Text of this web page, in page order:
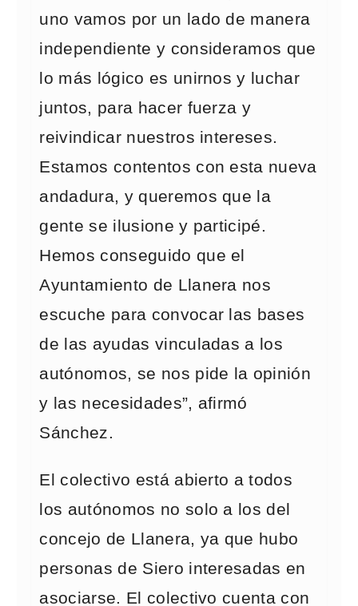
uno vamos por un lado de manera
independiente y consideramos que
lo más lógico es unirnos y luchar
juntos, para hacer fuerza y
reivindicar nuestros intereses.
Estamos contentos con esta nueva
andadura, y queremos que la
gente se ilusione y participé.
Hemos conseguido que el
Ayuntamiento de Llanera nos
escuche para convocar las bases
de las ayudas vinculadas a los
autónomos, se nos pide la opinión
y las necesidades”, afirmó
Sánchez.
El colectivo está abierto a todos
los autónomos no solo a los del
concejo de Llanera, ya que hubo
personas de Siero interesadas en
asociarse. El colectivo cuenta con